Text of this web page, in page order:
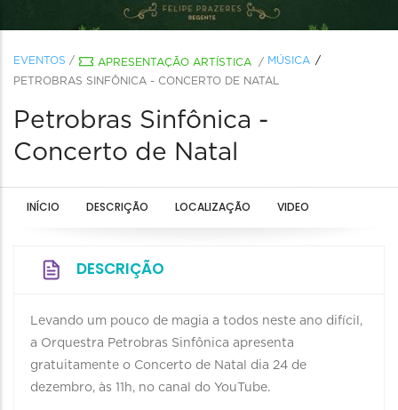
EVENTOS / APRESENTAÇÃO ARTÍSTICA / MÚSICA
PETROBRAS SINFÔNICA - CONCERTO DE NATAL
Petrobras Sinfônica -
Concerto de Natal
INÍCIO DESCRIÇÃO LOCALIZAÇÃO VIDEO
DESCRIÇÃO
Levando um pouco de magia a todos neste ano difícil,
a Orquestra Petrobras Sinfônica apresenta
gratuitamente o Concerto de Natal dia 24 de
dezembro, às 11h, no canal do YouTube.